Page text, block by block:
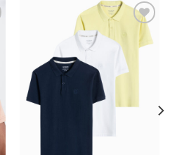
Add to wishlist